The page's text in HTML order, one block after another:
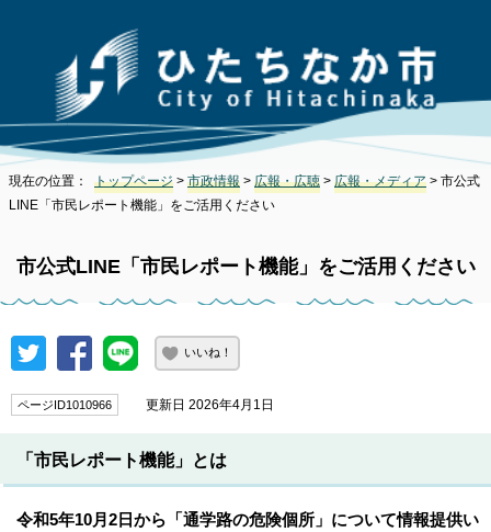
現在の位置： トップページ > 市政情報 > 広報・広聴 > 広報・メディア > 市公式
LINE「市民レポート機能」をご活用ください
市公式LINE「市民レポート機能」をご活用ください
いいね！
ページID1010966 更新日 2026年4月1日
「市民レポート機能」とは
令和5年10月2日から「通学路の危険個所」について情報提供い